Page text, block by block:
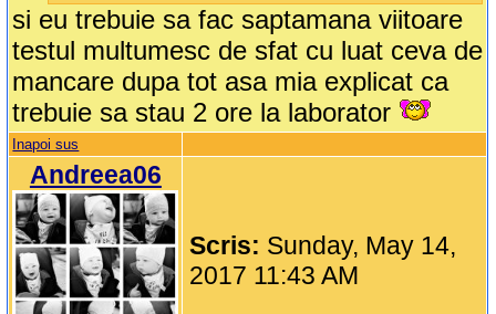
si eu trebuie sa fac saptamana viitoare
testul multumesc de sfat cu luat ceva de
mancare dupa tot asa mia explicat ca
trebuie sa stau 2 ore la laborator
Inapoi sus
Andreea06
Scris: Sunday, May 14,
2017 11:43 AM